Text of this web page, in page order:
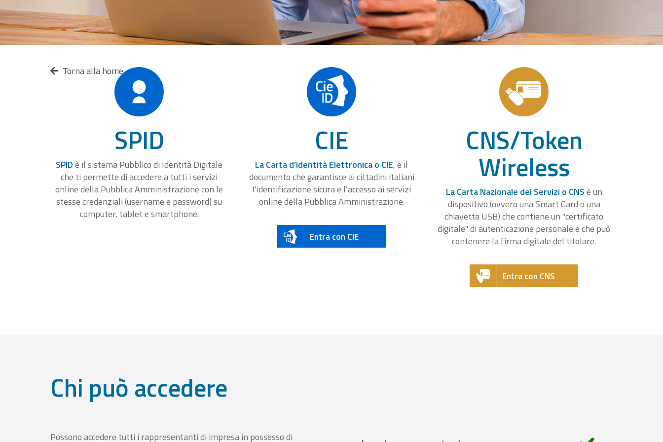
Torna alla home
SPID
SPIDè il sistema Pubblico di Identità Digitale
che ti permette di accedere a tutti i servizi
online della Pubblica Amministrazione con le
stesse credenziali (username e password) su
computer, tablet e smartphone.
CIE
La Carta d’identità Elettronica o CIE, è il
documento che garantisce ai cittadini italiani
l’identificazione sicura e l’accesso ai servizi
online della Pubblica Amministrazione.
Entra con CIE
CNS/Token
Wireless
La Carta Nazionale dei Servizi o CNSè un
dispositivo (ovvero una Smart Card o una
chiavetta USB) che contiene un "certificato
digitale" di autenticazione personale e che può
contenere la firma digitale del titolare.
Entra con CNS
Chi può accedere
Possono accedere tutti i rappresentanti di impresa in possesso di